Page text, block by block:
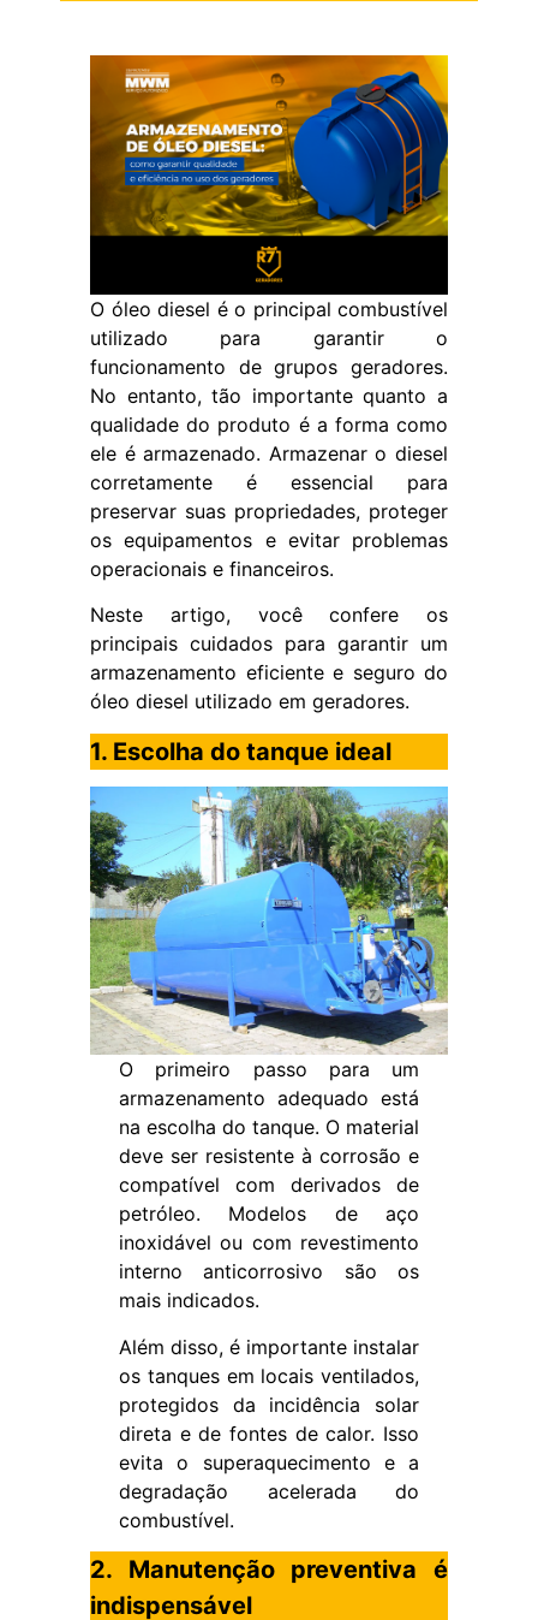
O óleo diesel é o principal combustível
utilizado para garantir o
funcionamento de grupos geradores.
No entanto, tão importante quanto a
qualidade do produto é a forma como
ele é armazenado. Armazenar o diesel
corretamente é essencial para
preservar suas propriedades, proteger
os equipamentos e evitar problemas
operacionais e financeiros.
Neste artigo, você confere os
principais cuidados para garantir um
armazenamento eficiente e seguro do
óleo diesel utilizado em geradores.
1. Escolha do tanque ideal
O primeiro passo para um
armazenamento adequado está
na escolha do tanque. O material
deve ser resistente à corrosão e
compatível com derivados de
petróleo. Modelos de aço
inoxidável ou com revestimento
interno anticorrosivo são os
mais indicados.
Além disso, é importante instalar
os tanques em locais ventilados,
protegidos da incidência solar
direta e de fontes de calor. Isso
evita o superaquecimento e a
degradação acelerada do
combustível.
2. Manutenção preventiva é
indispensável